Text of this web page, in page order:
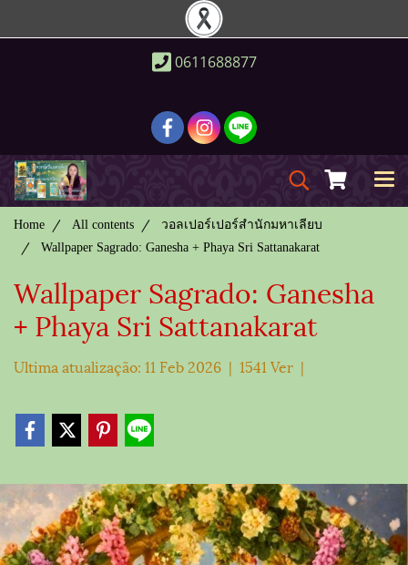
0611688877
Home All contents
วอลเปอร์เปอร์สำนักมหาเลียบ
Wallpaper Sagrado: Ganesha + Phaya Sri Sattanakarat
Wallpaper Sagrado: Ganesha
+ Phaya Sri Sattanakarat
Ultima atualização: 11 Feb 2026 | 1541 Ver |